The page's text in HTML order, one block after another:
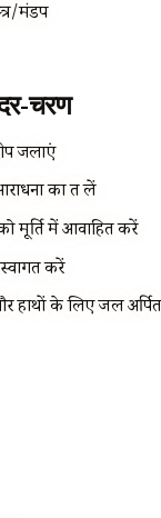
मंडप
चरण
जलाएं
का व्रत लें
मूर्ति में आवाहित करें
करें
हाथों के लिए जल अर्पित